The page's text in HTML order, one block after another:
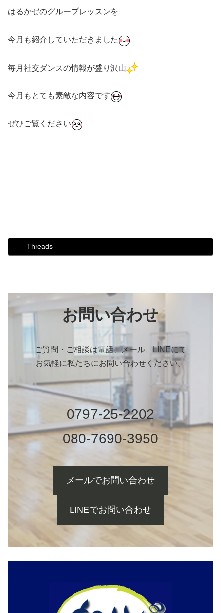
はるかぜのグループレッスンを
今月も紹介していただきました
毎月社交ダンスの情報が盛り沢山
今月もとても素敵な内容です
ぜひご覧ください
Threads
お問い合わせ
ご質問・ご相談は電話、メール、LINEにて
お気軽に私たちにお問い合わせください。
0797-25-2202
080-7690-3950
メールでお問い合わせ
LINEでお問い合わせ